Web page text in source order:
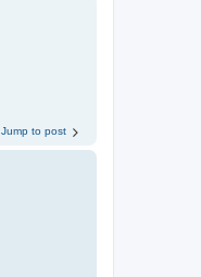
Jump to post